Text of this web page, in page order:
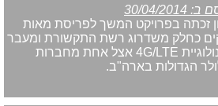
04/2014
זכתה בפרויקט המשך לפריסת מאות
כחלק משדרוג רשת התקשורת ומעבר
לטכנולוגיית 4G/LTE אצל אחת מחברות
הגדולות בארה"ב.